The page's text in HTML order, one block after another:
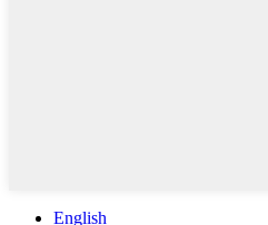
English